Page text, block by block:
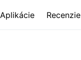
Aplikácie Recenzie